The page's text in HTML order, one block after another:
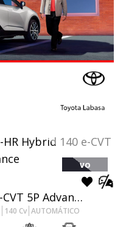
VO
Toyota C-HR Hybrid 140 e-CVT 5P Advance
140 Cv AUTOMÁTICO